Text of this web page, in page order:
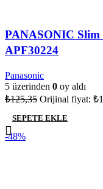
PANASONIC
APF30224
Panasonic
5 üzerinden 0 oy aldı
₺125,35 Orijinal fiyat:
SEPETE EKLE
-48%